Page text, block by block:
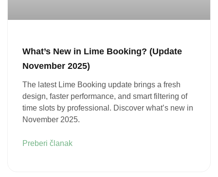
What’s New in Lime Booking? (Update
November 2025)
The latest Lime Booking update brings a fresh
design, faster performance, and smart filtering of
time slots by professional. Discover what’s new in
November 2025.
Preberi članak